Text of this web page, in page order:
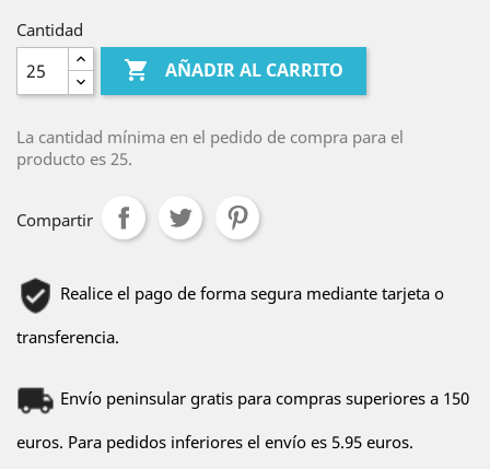
Cantidad
 AÑADIR AL CARRITO
La cantidad mínima en el pedido de compra para el
producto es 25.
Compartir
Realice el pago de forma segura mediante tarjeta o
transferencia.
Envío peninsular gratis para compras superiores a 150
euros. Para pedidos inferiores el envío es 5.95 euros.